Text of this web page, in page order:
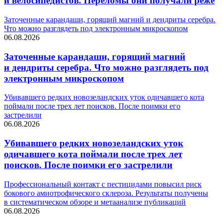
Заточенные карандаши, горящий магний и дендриты серебра.
Что можно разглядеть под электронным микроскопом
06.08.2026
Заточенные карандаши, горящий магний
и дендриты серебра. Что можно разглядеть под
электронным микроскопом
Убивавшего редких новозеландских уток одичавшего кота
поймали после трех лет поисков. После поимки его
застрелили
06.08.2026
Убивавшего редких новозеландских уток
одичавшего кота поймали после трех лет
поисков. После поимки его застрелили
Профессиональный контакт с пестицидами повысил риск
бокового амиотрофического склероза. Результаты получены
в систематическом обзоре и метаанализе публикаций
06.08.2026